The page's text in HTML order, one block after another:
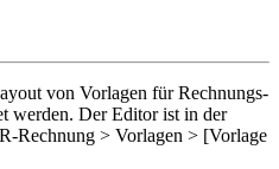
von Vorlagen für Rechnungs-
werden. Der Editor ist in der
Rechnung > Vorlagen > [Vorlage